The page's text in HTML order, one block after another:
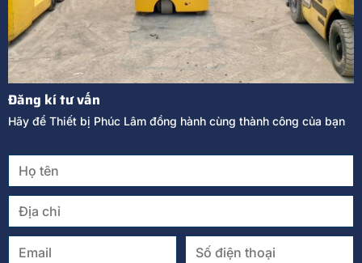
Đăng kí tư vấn
Hãy để Thiết bị Phúc Lâm đồng hành cùng thành công của bạn